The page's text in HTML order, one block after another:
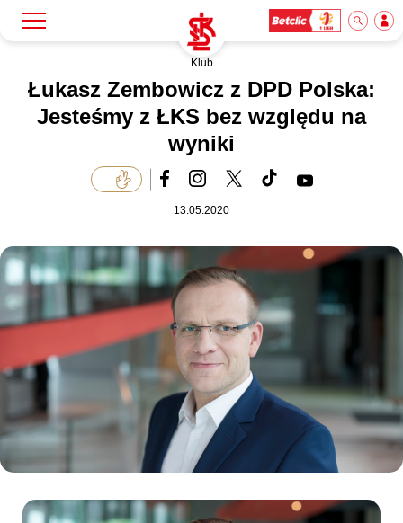
Klub
Akademia
Biznes
Kibice
Klub
Łukasz Zembowicz z DPD Polska:
Jesteśmy z ŁKS bez względu na
wyniki
13.05.2020